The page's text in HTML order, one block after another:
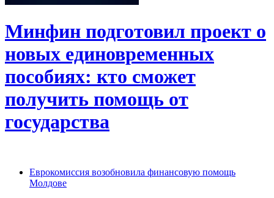
Минфин подготовил проект о
новых единовременных
пособиях: кто сможет
получить помощь от
государства
Еврокомиссия возобновила финансовую помощь
Молдове